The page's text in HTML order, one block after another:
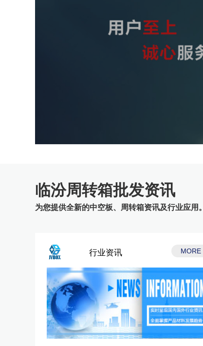
临汾周转箱批发资讯
为您提供全新的中空板、周转箱资讯及行业应用。
行业资讯 MORE